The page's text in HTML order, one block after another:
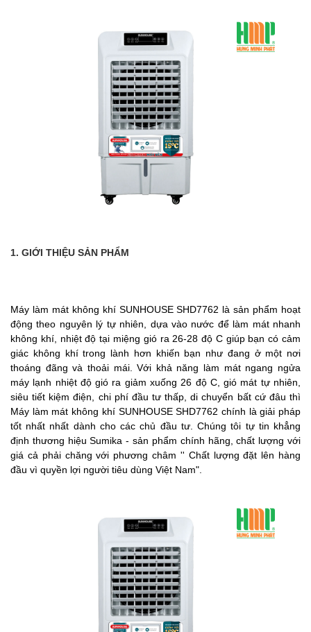
1. GIỚI THIỆU SẢN PHẨM
Máy làm mát không khí SUNHOUSE SHD7762 là sản phẩm hoạt
động theo nguyên lý tự nhiên, dựa vào nước để làm mát nhanh
không khí, nhiệt độ tại miệng gió ra 26-28 độ C giúp bạn có cảm
giác không khí trong lành hơn khiến bạn như đang ở một nơi
thoáng đãng và thoải mái. Với khả năng làm mát ngang ngửa
máy lạnh nhiệt độ gió ra giảm xuống 26 độ C, gió mát tự nhiên,
siêu tiết kiệm điện, chi phí đầu tư thấp, di chuyển bất cứ đâu thì
Máy làm mát không khí SUNHOUSE SHD7762 chính là giải pháp
tốt nhất nhất dành cho các chủ đầu tư. Chúng tôi tự tin khẳng
định thương hiệu Sumika - sản phẩm chính hãng, chất lượng với
giá cả phải chăng với phương châm '' Chất lượng đặt lên hàng
đầu vì quyền lợi người tiêu dùng Việt Nam".